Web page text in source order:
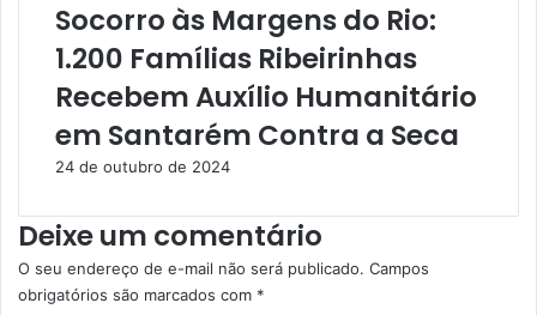
n
d
C
h
g
s
D
e
t
e
r
a
m
a
Socorro às Margens do Rio:
1.200 Famílias Ribeirinhas
Recebem Auxílio Humanitário
em Santarém Contra a Seca
24 de outubro de 2024
Deixe um comentário
O seu endereço de e-mail não será publicado. Campos
obrigatórios são marcados com *